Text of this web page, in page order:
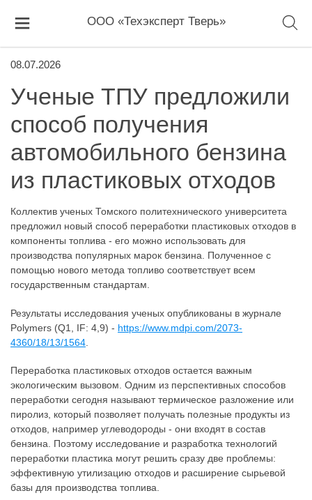
ООО «Техэксперт Тверь»
08.07.2026
Ученые ТПУ предложили
способ получения
автомобильного бензина
из пластиковых отходов
Коллектив ученых Томского политехнического университета
предложил новый способ переработки пластиковых отходов в
компоненты топлива - его можно использовать для
производства популярных марок бензина. Полученное с
помощью нового метода топливо соответствует всем
государственным стандартам.
Результаты исследования ученых опубликованы в журнале
Polymers (Q1, IF: 4,9) - https://www.mdpi.com/2073-
4360/18/13/1564
Переработка пластиковых отходов остается важным
экологическим вызовом. Одним из перспективных способов
переработки сегодня называют термическое разложение или
пиролиз, который позволяет получать полезные продукты из
отходов, например углеводороды - они входят в состав
бензина. Поэтому исследование и разработка технологий
переработки пластика могут решить сразу две проблемы:
эффективную утилизацию отходов и расширение сырьевой
базы для производства топлива.